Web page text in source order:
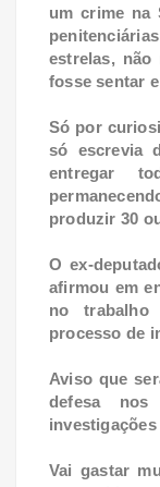
um crime na
estrelas, não
fosse sentar
Só por
só escrevia
entregar
produzir 30
O ex-
afirmou em
no
processo de
Aviso que
defesa nos
investigações
Vai gastar